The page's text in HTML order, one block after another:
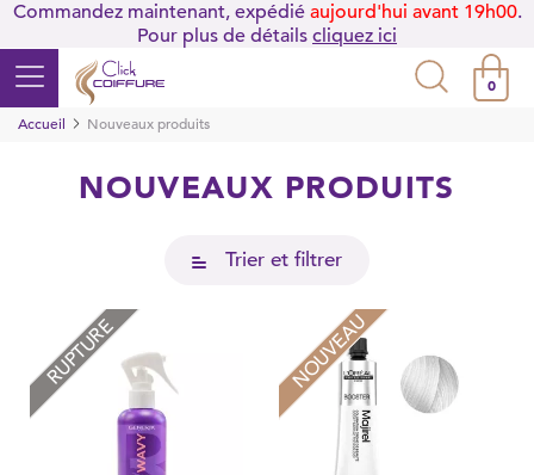
Commandez maintenant, expédié aujourd'hui avant 19h00.
Pour plus de détails cliquez ici
0
Accueil
Nouveaux produits
NOUVEAUX PRODUITS
Trier et filtrer
RUPTURE NOUVEAU